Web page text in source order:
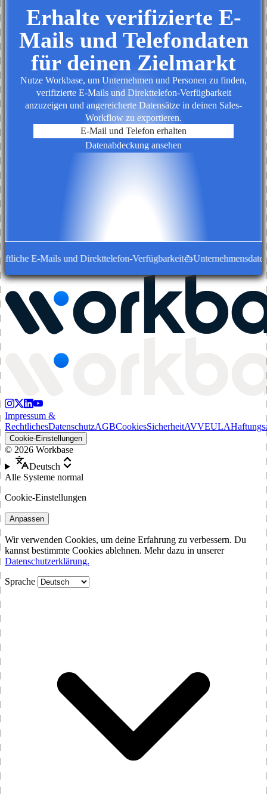
Erhalte verifizierte E-
Mails und Telefondaten
für deinen Zielmarkt
Nutze Workbase, um Unternehmen und Personen zu finden,
verifizierte E-Mails und Direkttelefon-Verfügbarkeit
anzuzeigen und angereicherte Datensätze in deinen Sales-
Workflow zu exportieren.
E-Mail und Telefon erhalten
Datenabdeckung ansehen
E-Mails und Direkttelefon-Verfügbarkeit
Impressum &
RechtlichesDatenschutzAGBCookiesSicherheitAVVEULA
Cookie-Einstellungen
© 2026 Workbase
Deutsch
Alle Systeme normal
Cookie-Einstellungen
Anpassen
Wir verwenden Cookies, um deine Erfahrung zu verbessern. Du
kannst bestimmte Cookies ablehnen. Mehr dazu in unserer
Datenschutzerklärung.
Sprache